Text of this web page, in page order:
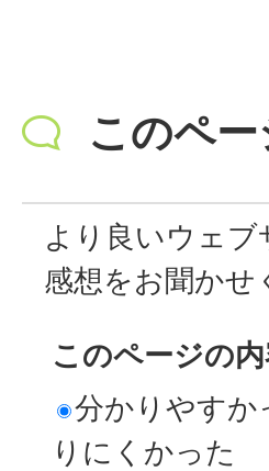
このペ
より良いウェ
感想をお聞かせ
このページの
分かりやすか
りにくかった